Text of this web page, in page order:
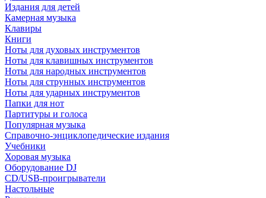
Издания для детей
Камерная музыка
Клавиры
Книги
Ноты для духовых инструментов
Ноты для клавишных инструментов
Ноты для народных инструментов
Ноты для струнных инструментов
Ноты для ударных инструментов
Папки для нот
Партитуры и голоса
Популярная музыка
Справочно-энциклопедические издания
Учебники
Хоровая музыка
Оборудование DJ
CD/USB-проигрыватели
Настольные